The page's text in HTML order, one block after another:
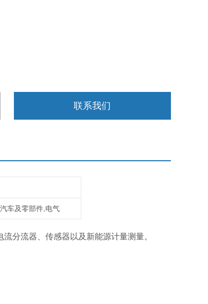
联系我们
车及零部件,电气
分流器、传感器以及新能源计量测量。